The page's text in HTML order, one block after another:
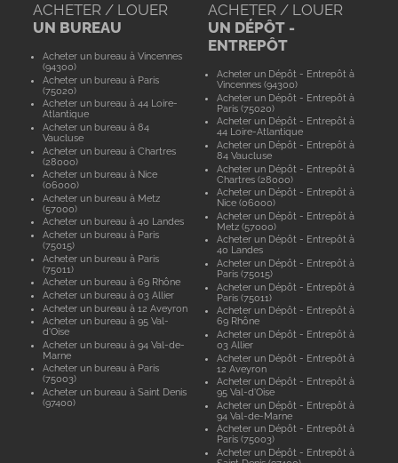
ACHETER / LOUER
UN BUREAU
Acheter un bureau à Vincennes
(94300)
Acheter un bureau à Paris
(75020)
Acheter un bureau à 44 Loire-
Atlantique
Acheter un bureau à 84
Vaucluse
Acheter un bureau à Chartres
(28000)
Acheter un bureau à Nice
(06000)
Acheter un bureau à Metz
(57000)
Acheter un bureau à 40 Landes
Acheter un bureau à Paris
(75015)
Acheter un bureau à Paris
(75011)
Acheter un bureau à 69 Rhône
Acheter un bureau à 03 Allier
Acheter un bureau à 12 Aveyron
Acheter un bureau à 95 Val-
d'Oise
Acheter un bureau à 94 Val-de-
Marne
Acheter un bureau à Paris
(75003)
Acheter un bureau à Saint Denis
(97400)
ACHETER / LOUER
UN DÉPÔT -
ENTREPÔT
Acheter un Dépôt - Entrepôt à
Vincennes (94300)
Acheter un Dépôt - Entrepôt à
Paris (75020)
Acheter un Dépôt - Entrepôt à
44 Loire-Atlantique
Acheter un Dépôt - Entrepôt à
84 Vaucluse
Acheter un Dépôt - Entrepôt à
Chartres (28000)
Acheter un Dépôt - Entrepôt à
Nice (06000)
Acheter un Dépôt - Entrepôt à
Metz (57000)
Acheter un Dépôt - Entrepôt à
40 Landes
Acheter un Dépôt - Entrepôt à
Paris (75015)
Acheter un Dépôt - Entrepôt à
Paris (75011)
Acheter un Dépôt - Entrepôt à
69 Rhône
Acheter un Dépôt - Entrepôt à
03 Allier
Acheter un Dépôt - Entrepôt à
12 Aveyron
Acheter un Dépôt - Entrepôt à
95 Val-d'Oise
Acheter un Dépôt - Entrepôt à
94 Val-de-Marne
Acheter un Dépôt - Entrepôt à
Paris (75003)
Acheter un Dépôt - Entrepôt à